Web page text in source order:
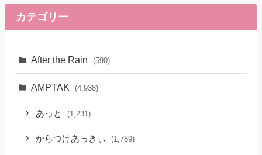
カテゴリー
After the Rain (590)
AMPTAK (4,938)
あっと (1,231)
からつけあっきぃ (1,789)